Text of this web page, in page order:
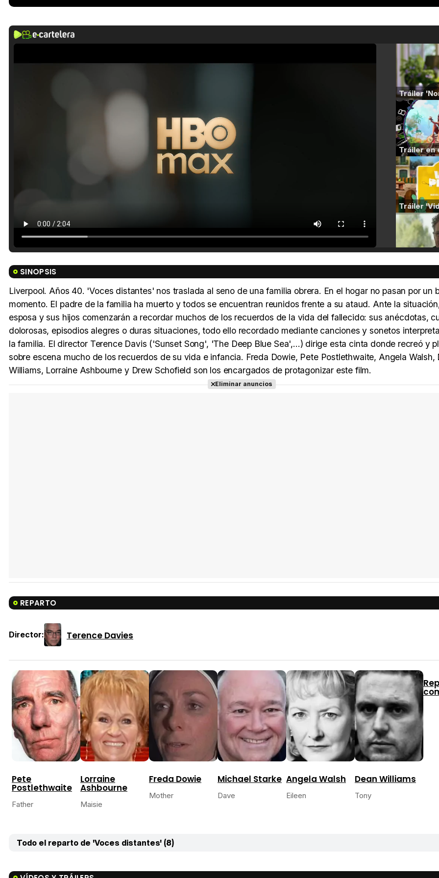
SINOPSIS
Liverpool. Años 40. 'Voces distantes' nos traslada al seno de una familia obrera. En el hogar no pasan por un
momento. El padre de la familia ha muerto y todos se encuentran reunidos frente a su ataud. Ante la
esposa y sus hijos comenzarán a recordar muchos de los recuerdos de la vida del fallecido: sus anécdotas,
dolorosas, episodios alegres o duras situaciones, todo ello recordado mediante canciones y sonetos
la familia. El director Terence Davis ('Sunset Song', 'The Deep Blue Sea',...) dirige esta cinta donde recreó y
sobre escena mucho de los recuerdos de su vida e infancia. Freda Dowie, Pete Postlethwaite, Angela Walsh,
Williams, Lorraine Ashbourne y Drew Schofield son los encargados de protagonizar este film.
Eliminar anuncios
REPARTO
Director: Terence Davies
Pete
Postlethwaite
Father
Lorraine
Ashbourne
Maisie
Freda Dowie
Mother
Michael Starke
Dave
Angela Walsh
Eileen
Dean Williams
Tony
Todo el reparto de 'Voces distantes' (8)